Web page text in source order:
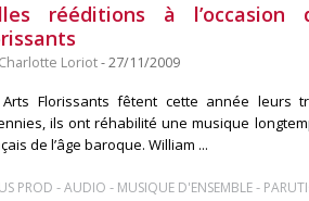
rééditions à
Charlotte Loriot- 27/11/2009
Arts Florissants fêtent cette année leurs
ils ont réhabilité une musique
de l’âge baroque. William ...
PROD -AUDIO - MUSIQUE D'ENSEMBLE-